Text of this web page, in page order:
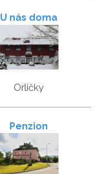
U nás doma
Orličky
Penzion